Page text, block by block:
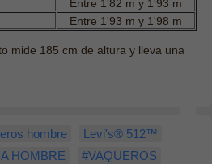
Entre 1'82 m y 1'93 m
Entre 1'93 m y 1'98 m
mide 185 cm de altura y lleva una
hombre
Levi's® 512™
HOMBRE
#VAQUEROS